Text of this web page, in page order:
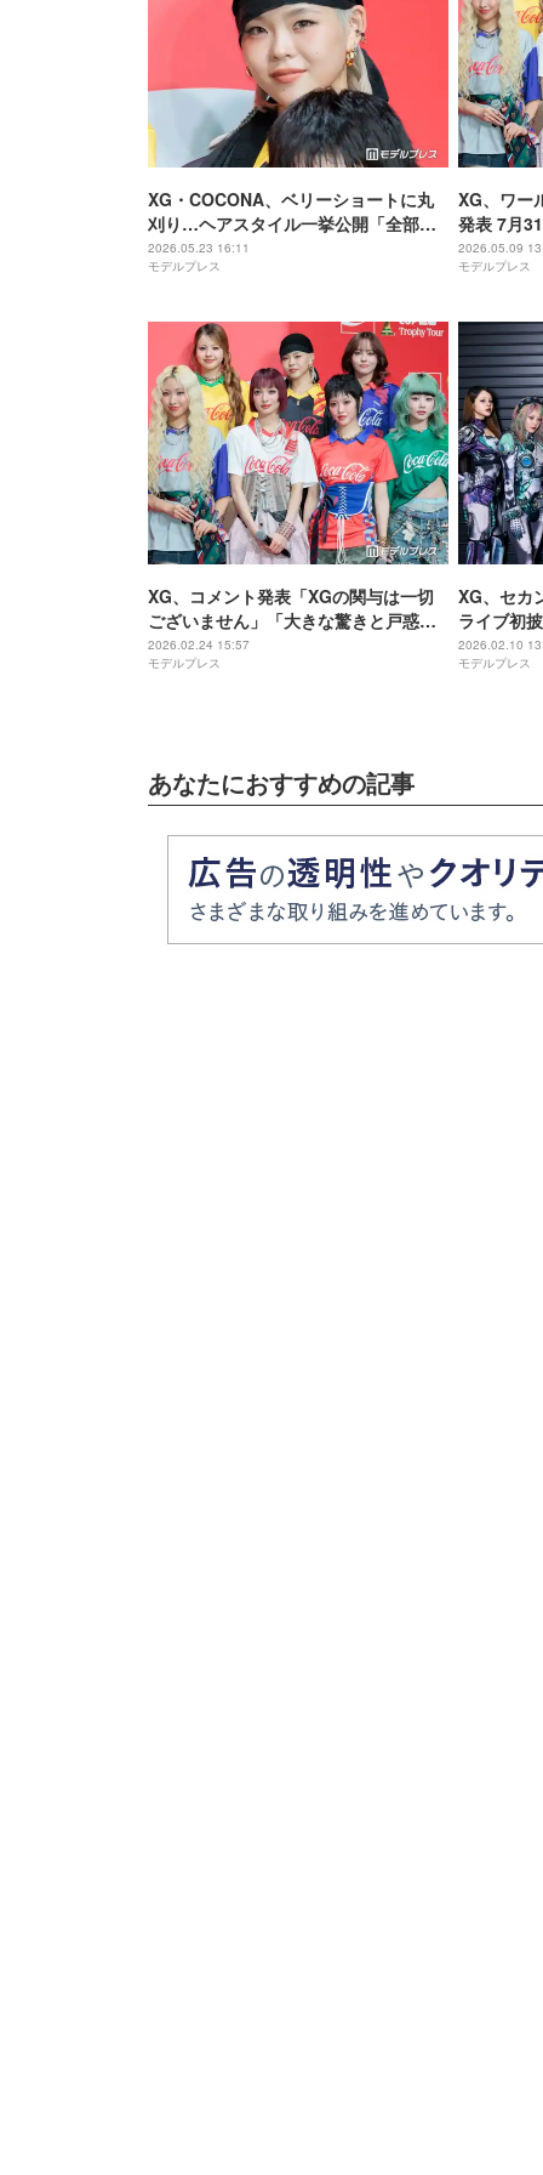
XG・COCONA、ベリーショートに丸
刈り…ヘアスタイル一挙公開「全部似
合ってる」「圧巻オーラ」と反響
2026.05.23 16:11
モデルプレス
XG、ワー
発表 7月
2026.05.09
モデルプレス
XG、コメント発表「XGの関与は一切
ございません」「大きな驚きと戸惑い
を感じながら」プロデューサー・
SIMONの逮捕受け【全文】
2026.02.24 15:57
モデルプレス
XG、セカ
ライブ初
で6万人が
2026.02.10
モデルプレス
あなたにおすすめの記事